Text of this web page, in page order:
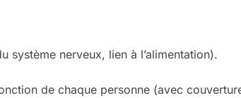
système nerveux, lien à l’alimentation).
de chaque personne (avec